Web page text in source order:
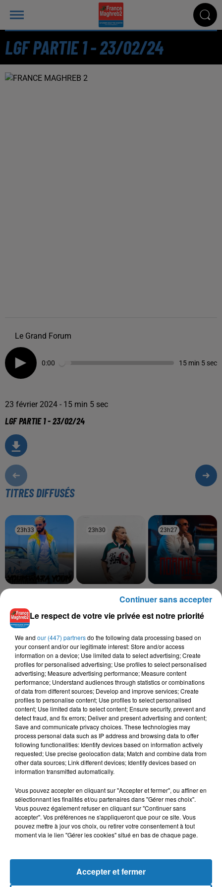
LGF PARTIE 1 - 23/02/24
Le Grand Forum
0:00 15 min 5 sec
23 février 2024 - 15 min 5 sec
LGF PARTIE 1 - 23/02/24
TITRES DIFFUSÉS
23h33
23h33 23h30
23h30
SAMET
Ena Wiyek
23h27
23h27
Normale
L'HOROSCOPE
Bélier Taureau Gémeaux
Le respect de votre vie privée est notre priorité
We and our (447) partnersdo the following data processing based on
your consent and/or our legitimate interest: Store and/or access
information on a device; Use limited data to select advertising; Create
profiles for personalised advertising; Use profiles to select personalised
advertising; Measure advertising performance; Measure content
performance; Understand audiences through statistics or combinations
of data from different sources; Develop and improve services; Create
profiles to personalise content; Use profiles to select personalised
content; Use limited data to select content; Ensure security, prevent and
detect fraud, and fix errors; Deliver and present advertising and content;
Save and communicate privacy choices. These technologies may
process personal data such as IP address and browsing data to offer
following functionalities: Identify devices based on information actively
requested; Use precise geolocation data; Match and combine data from
other data sources; Link different devices; Identify devices based on
information transmitted automatically.
Vous pouvez accepter en cliquant sur "Accepter et fermer", ou affiner en
sélectionnant les finalités et/ou partenaires dans "Gérer mes choix".
Vous pouvez également refuser en cliquant sur "Continuer sans
accepter". Vos préférences ne s'appliqueront que pour ce site. Vous
pouvez mettre à jour vos choix, ou retirer votre consentement à tout
moment via le lien "Gérer les cookies" situé en bas de chaque page.
Accepter et fermer
Continuer sans accepter